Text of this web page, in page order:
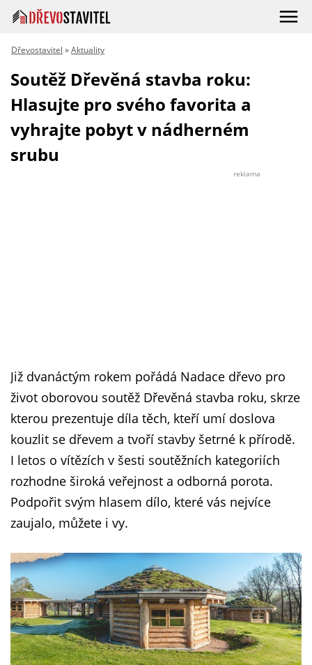
Dřevostavitel »Aktuality
Soutěž Dřevěná stavba roku:
Hlasujte pro svého favorita a
vyhrajte pobyt v nádherném
srubu
reklama
Již dvanáctým rokem pořádá Nadace dřevo pro
život oborovou soutěž Dřevěná stavba roku, skrze
kterou prezentuje díla těch, kteří umí doslova
kouzlit se dřevem a tvoří stavby šetrné k přírodě.
I letos o vítězích v šesti soutěžních kategoriích
rozhodne široká veřejnost a odborná porota.
Podpořit svým hlasem dílo, které vás nejvíce
zaujalo, můžete i vy.